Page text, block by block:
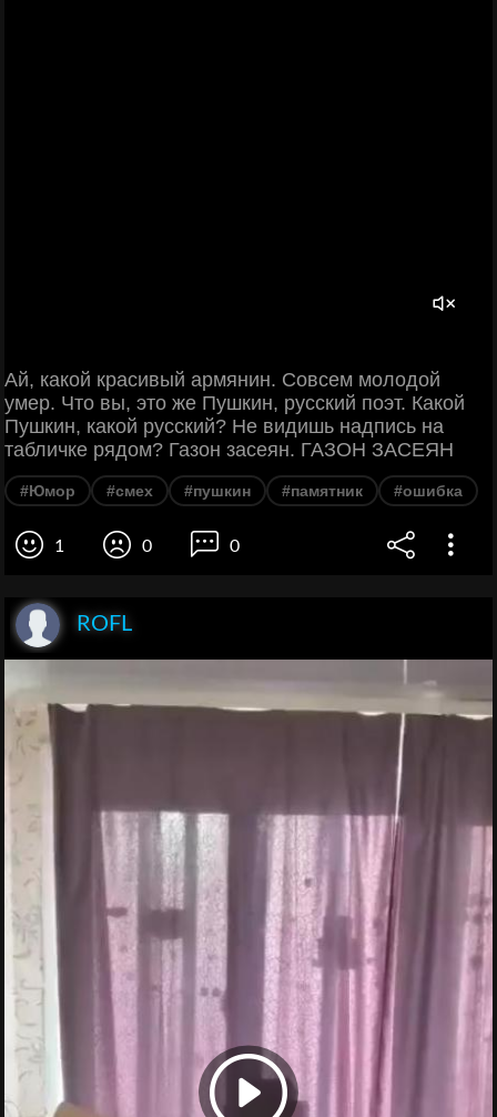
Ай, какой красивый армянин. Совсем молодой
умер. Что вы, это же Пушкин, русский поэт. Какой
Пушкин, какой русский? Не видишь надпись на
табличке рядом? Газон засеян. ГАЗОН ЗАСЕЯН
#Юмор #смех #пушкин #памятник #ошибка
1 0 0
ROFL